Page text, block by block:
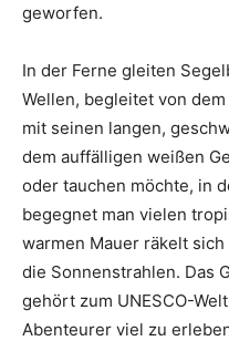
geworfen.
In der Ferne gleiten
Wellen, begleitet von
mit seinen langen,
dem auffälligen weißen
oder tauchen möchte, in
begegnet man vielen
warmen Mauer räkelt
die Sonnenstrahlen. Das
gehört zum UNESCO-
Abenteurer viel zu